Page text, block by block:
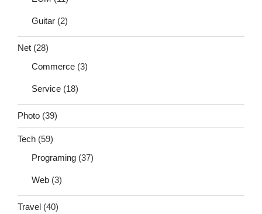
Guitar (2)
Net (28)
Commerce (3)
Service (18)
Photo (39)
Tech (59)
Programing (37)
Web (3)
Travel (40)